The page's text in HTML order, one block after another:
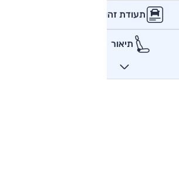
תעודת זהות
תיאור